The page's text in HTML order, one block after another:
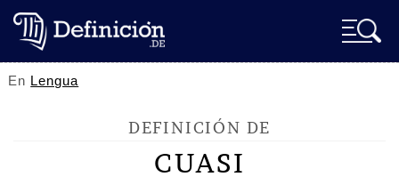
En Lengua
DEFINICIÓN DE
CUASI